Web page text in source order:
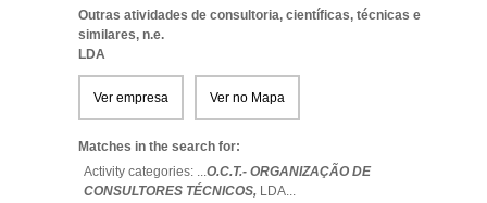
Outras atividades de consultoria, científicas, técnicas e
similares, n.e.
LDA
Ver empresa Ver no Mapa
Matches in the search for:
Activity categories: ...O.C.T.- ORGANIZAÇÃO DE
CONSULTORES TÉCNICOS, LDA...